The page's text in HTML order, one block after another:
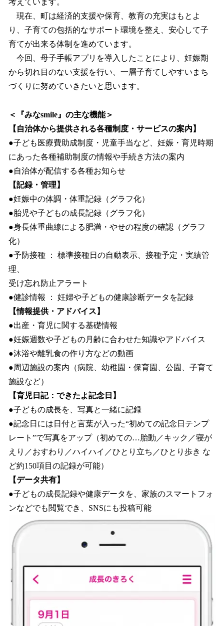
現在、町は経済的支援や保育、教育の充実はもとよ
り、子育ての包括的なサポート環境を整え、安心して子
育てが出来る体制を進めています。
今回、母子手帳アプリを導入したことにより、妊娠期
から切れ目のない支援を行い、一層子育てしやすいまち
づくりに努めていきたいと思います。
＜『みなsmile』の主な機能＞
【自治体から提供される各種制度・サービスの案内】
●子ども医療費助成制度・児童手当など、妊娠・育児時期
にあった各種補助制度の情報や手続き方法の案内
●自治体が配信する各種お知らせ
【記録・管理】
●妊娠中の体調・体重記録（グラフ化）
●胎児や子どもの成長記録（グラフ化）
●身長体重曲線による肥満・やせの程度の確認（グラフ
化）
●予防接種 ： 標準接種日の自動表示、接種予定・実績管
理、
受け忘れ防止アラート
●健診情報 ： 妊婦や子どもの健康診断データを記録
【情報提供・アドバイス】
●出産・育児に関する基礎情報
●妊娠週数や子どもの月齢に合わせた知識やアドバイス
●沐浴や離乳食の作り方などの動画
●周辺施設の案内（病院、幼稚園・保育園、公園、子育て
施設など）
【育児日記：できたよ記念日】
●子どもの成長を、写真と一緒に記録
●記念日には日付と言葉が入った“初めての記念日テンプ
レート”で写真をアップ（初めての…胎動／キック／寝が
えり／おすわり／ハイハイ／ひとり立ち／ひとり歩き な
ど約150項目の記録が可能）
【データ共有】
●子どもの成長記録や健康データを、家族のスマートフォ
ンなどでも閲覧でき、SNSにも投稿可能